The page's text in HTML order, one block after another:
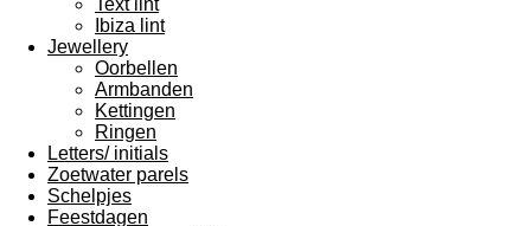
Text lint
Ibiza lint
Jewellery
Oorbellen
Armbanden
Kettingen
Ringen
Letters/ initials
Zoetwater parels
Schelpjes
Feestdagen